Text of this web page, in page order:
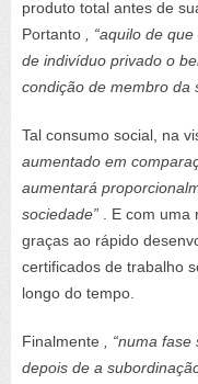
produto total antes de
Portanto , “aquilo de
de indivíduo privado o
condição de membro da
Tal consumo social, na
aumentado em
aumentará
sociedade” . E com uma
graças ao rápido
certificados de trabalho
longo do tempo.
Finalmente , “numa fase
depois de a